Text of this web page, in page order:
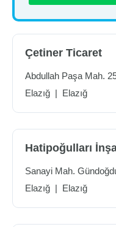
Çetiner Ticaret
Abdullah Paşa Mah.
Elazığ | Elazığ
Hatipoğulları
Sanayi Mah.
Elazığ | Elazığ